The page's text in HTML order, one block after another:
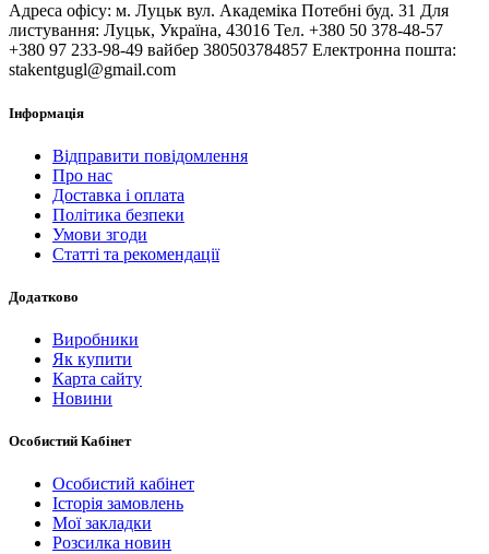
Адреса офісу: м. Луцьк вул. Академіка Потебні буд. 31 Для
листування: Луцьк, Україна, 43016 Тел. +380 50 378-48-57
+380 97 233-98-49 вайбер 380503784857 Електронна пошта:
stakentgugl@gmail.com
Інформація
Відправити повідомлення
Про нас
Доставка і оплата
Політика безпеки
Умови згоди
Статті та рекомендації
Додатково
Виробники
Як купити
Карта сайту
Новини
Особистий Кабінет
Особистий кабінет
Історія замовлень
Мої закладки
Розсилка новин